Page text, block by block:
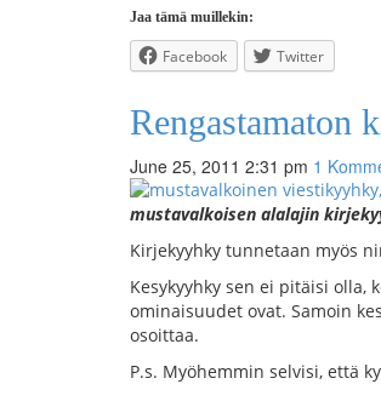
Jaa tämä muillekin:
Facebook Twitter
Rengastamaton
June 25, 2011 2:31 pm 1
mustavalkoisen alalajin
Kirjekyyhky tunnetaan myös
Kesykyyhky sen ei pitäisi olla,
ominaisuudet ovat. Samoin
osoittaa.
P.s. Myöhemmin selvisi, että